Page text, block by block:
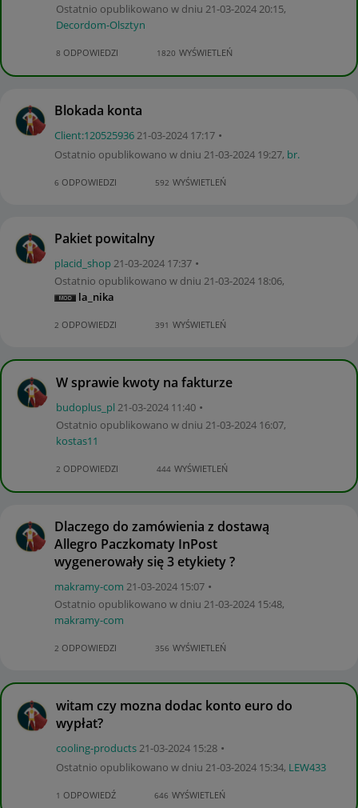
Ostatnio opublikowano w dniu ‎21-03-202420:15,
Decordom-Olsztyn
8 ODPOWIEDZI 1820 WYŚWIETLEŃ
Blokada konta
Client:120525936‎21-03-2024 17:17
Ostatnio opublikowano w dniu ‎21-03-2024 19:27, br.
6 ODPOWIEDZI 592 WYŚWIETLEŃ
Pakiet powitalny
placid_shop‎21-03-2024 17:37
Ostatnio opublikowano w dniu ‎21-03-2024 18:06,
la_nika
2 ODPOWIEDZI 391 WYŚWIETLEŃ
W sprawie kwoty na fakturze
budoplus_pl ‎21-03-2024 11:40
Ostatnio opublikowano w dniu ‎21-03-2024 16:07,
kostas11
2 ODPOWIEDZI 444 WYŚWIETLEŃ
Dlaczego do zamówienia z dostawą
Allegro Paczkomaty InPost
wygenerowały się 3 etykiety ?
makramy-com ‎21-03-2024 15:07
Ostatnio opublikowano w dniu ‎21-03-2024 15:48,
makramy-com
2 ODPOWIEDZI 356 WYŚWIETLEŃ
witam czy mozna dodac konto euro do
wypłat?
cooling-products‎21-03-2024 15:28
Ostatnio opublikowano w dniu ‎21-03-2024 15:34, LEW433
1 ODPOWIEDŹ 646 WYŚWIETLEŃ